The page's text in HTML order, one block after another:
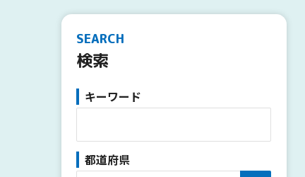
SEARCH
検索
キーワード
都道府県